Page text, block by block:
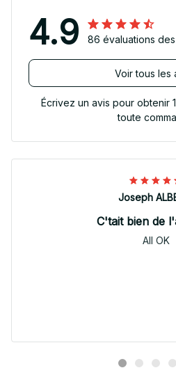
4.9 86 évaluations
Voir tous les
Écrivez un avis pour obtenir
toute
C'tait bien de
All OK